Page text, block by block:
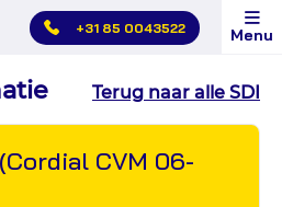
+31 85 0043522 Menu
Terug naar alle SDI
CVM 06-